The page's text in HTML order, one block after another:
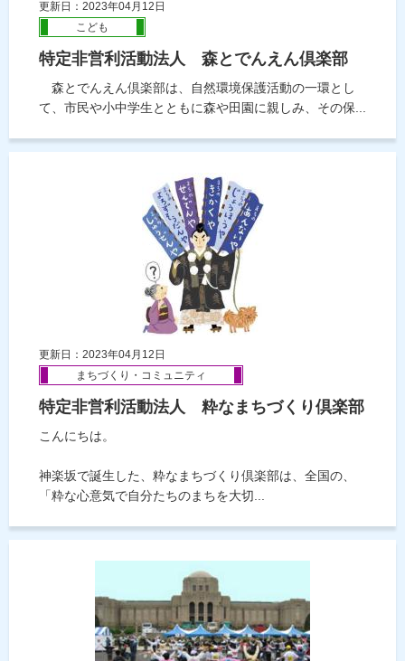
更新日：2023年04月12日
こども
特定非営利活動法人 森とでんえん倶楽部
森とでんえん倶楽部は、自然環境保護活動の一環とし
て、市民や小中学生とともに森や田園に親しみ、その保...
更新日：2023年04月12日
まちづくり・コミュニティ
特定非営利活動法人 粋なまちづくり倶楽部
こんにちは。
神楽坂で誕生した、粋なまちづくり倶楽部は、全国の、
「粋な心意気で自分たちのまちを大切...